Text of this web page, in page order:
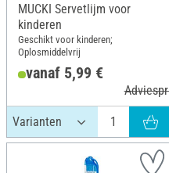
MUCKI Servetlijm voor
kinderen
Geschikt voor kinderen;
Oplosmiddelvrij
vanaf 5,99 €